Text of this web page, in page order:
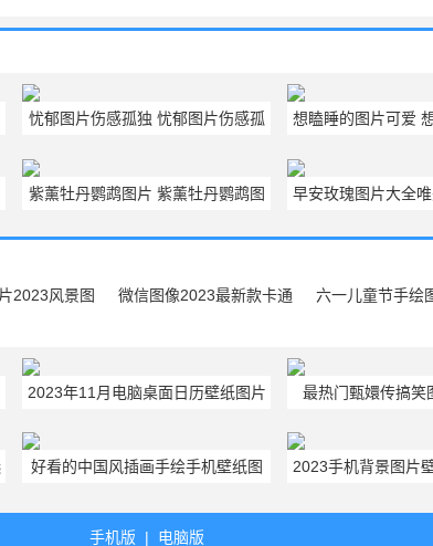
忧郁图片伤感孤独 忧郁图片伤感孤
想瞌睡的图片可爱
紫薰牡丹鹦鹉图片 紫薰牡丹鹦鹉图
早安玫瑰图片大全
2023风景图 微信图像2023最新款卡通
六一儿童节手绘
2023年11月电脑桌面日历壁纸图片
最热门甄嬛传搞笑
好看的中国风插画手绘手机壁纸图
2023手机背景图片
手机版 | 电脑版